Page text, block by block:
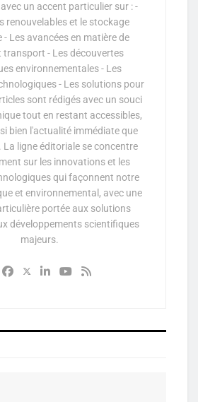
un accent particulier sur : -
renouvelables et le stockage
- Les avancées en matière de
transport - Les découvertes
environnementales - Les
- Les solutions pour
sont rédigés avec un souci
tout en restant accessibles,
bien l'actualité immédiate que
La ligne éditoriale se concentre
sur les innovations et les
qui façonnent notre
et environnemental, avec une
portée aux solutions
développements scientifiques
majeurs.